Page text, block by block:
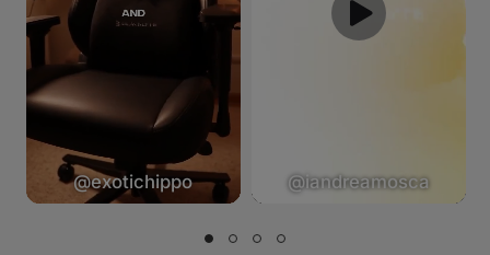
@exotichippo @iandreamosca